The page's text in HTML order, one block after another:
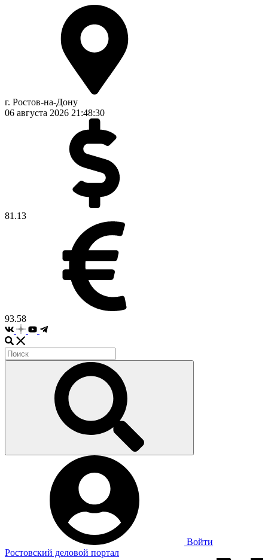
г. Ростов-на-Дону
06 августа 2026 21:48:30
81.13
93.58
Войти
Ростовский деловой портал